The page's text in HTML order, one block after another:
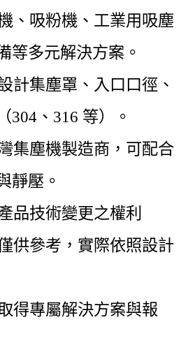
、吸粉機、工業用吸塵
等多元解決方案。
計集塵罩、入口口徑、
304 、 316 等）。
集塵機製造商，可配合
靜壓。
品技術變更之權利
供參考，實際依照設計
得專屬解決方案與報